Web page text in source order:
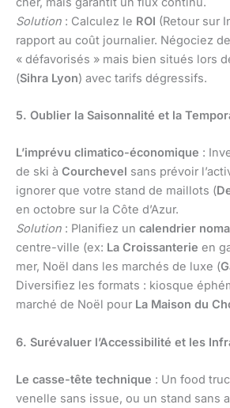
Solution : Calculez le ROI (Retour sur
rapport au coût journalier. Négociez
« défavorisés » mais bien situés lors
(Sihra Lyon) avec tarifs dégressifs.
5. Oublier la Saisonnalité et la
L’imprévu climatico-économique :
de ski à Courchevel sans prévoir
ignorer que votre stand de maillots (
en octobre sur la Côte d’Azur.
Solution : Planifiez un calendrier
centre-ville (ex: La Croissanterie en
mer, Noël dans les marchés de luxe (
Diversifiez les formats : kiosque
marché de Noël pour La Maison du
6. Surévaluer l’Accessibilité et les
Le casse-tête technique : Un food
venelle sans issue, ou un stand sans